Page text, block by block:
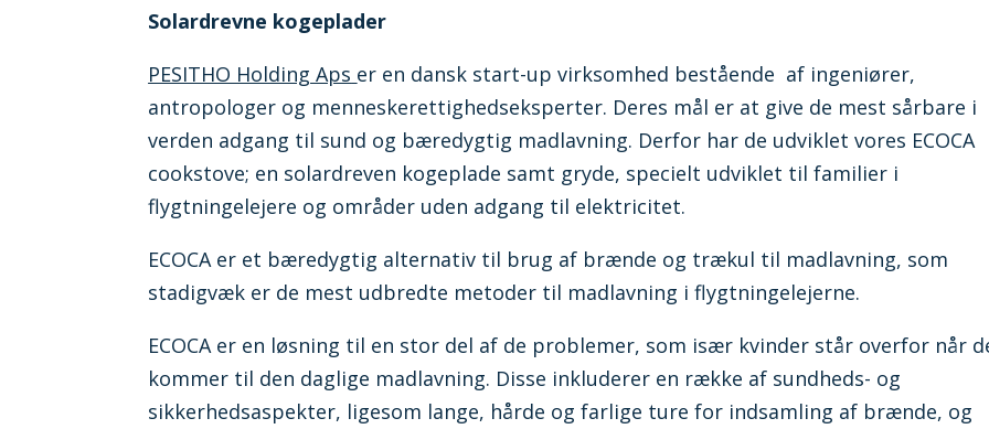
Solardrevne kogeplader
PESITHO Holding Aps er en dansk start-up virksomhed bestående af ingeniører,
antropologer og menneskerettighedseksperter. Deres mål er at give de mest sårbare i
verden adgang til sund og bæredygtig madlavning. Derfor har de udviklet vores ECOCA
cookstove; en solardreven kogeplade samt gryde, specielt udviklet til familier i
flygtningelejere og områder uden adgang til elektricitet.
ECOCA er et bæredygtig alternativ til brug af brænde og trækul til madlavning, som
stadigvæk er de mest udbredte metoder til madlavning i flygtningelejerne.
ECOCA er en løsning til en stor del af de problemer, som især kvinder står overfor når
kommer til den daglige madlavning. Disse inkluderer en række af sundheds- og
sikkerhedsaspekter, ligesom lange, hårde og farlige ture for indsamling af brænde, og